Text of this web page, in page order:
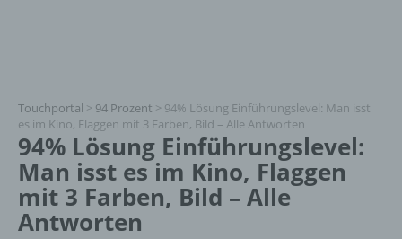
Touchportal > 94 Prozent > 94% Lösung Einführungslevel: Man isst
es im Kino, Flaggen mit 3 Farben, Bild – Alle Antworten
94% Lösung Einführungslevel:
Man isst es im Kino, Flaggen
mit 3 Farben, Bild – Alle
Antworten